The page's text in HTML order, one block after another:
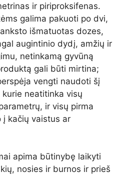
ir piriproksifenas.
galima pakuoti po dvi,
išmatuotas dozes,
augintinio dydį, amžių ir
netinkamą gyvūną
gali būti mirtina;
vengti naudoti šį
neatitinka visų
ir visų pirma
į kačių vaistus ar
apima būtinybę laikyti
nosies ir burnos ir prieš